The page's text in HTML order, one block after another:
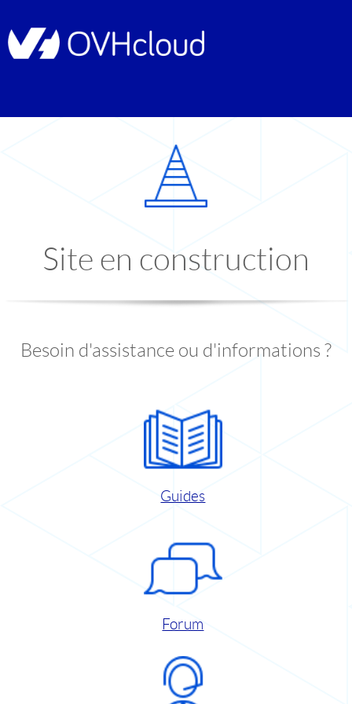
Site en construction
Besoin d'assistance ou d'informations ?
Guides
Forum